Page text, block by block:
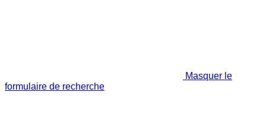
Masquer le
formulaire de recherche